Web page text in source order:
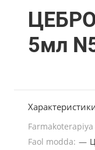
5мл
Faol modda: —